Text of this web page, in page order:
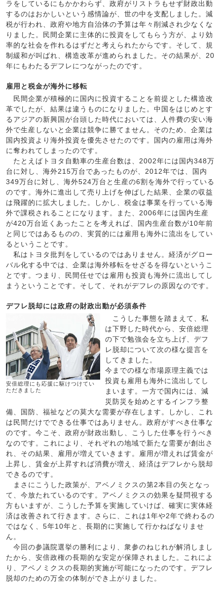
ラをしているにもかかわらず、政府がリストラもせず財政出動
するのはおかしいという感情論が、世の中を支配しました。減
税が行われ、政府や地方自治体の予算は年々削減され少なくな
りました。民間企業に主体的に投資をしてもらう方が、より効
率的な社会を作れるはずだと考えられたからです。そして、規
制緩和が叫ばれ、構造改革が進められました。その結果が、20
年にもわたるデフレにつながったのです。
雇用と税金が海外に移転
民間企業が積極的に国内に投資することを前提とした構造改
革でしたが、結果は違うものになりました。中国をはじめとす
るアジアの新興国が台頭した時代においては、人件費の安い海
外で生産しないと企業は競争に勝てません。そのため、企業は
国内投資より海外投資を優先させたのです。国内の雇用は海外
に奪われてしまったのです。
たとえばトヨタ自動車の生産台数は、2002年には国内348万
台に対し、海外215万台であったものが、2012年では、国内
349万台に対し、海外524万台と生産の6割を海外で行っている
のです。海外に進出して売り上げを伸ばした結果、企業の収益
は飛躍的に拡大しました。しかし、税金は事業を行っている海
外で課税されることになります。また、2006年には国内生産
が420万台近くあったことを考えれば、国内生産台数が10年前
と同じではあるものの、実質的には雇用も海外に流出をしてい
るということです。
私はトヨタ批判をしているのではありません。経済がグロー
バル化する中では、企業は海外移転をせざるを得ないというこ
とです。つまり、民間任せでは雇用も投資も海外に流出してし
まうということです。そして、それがデフレの原因なのです。
デフレ脱却には政府の財政出動が必須条件
安倍総理にも応援に駆けつけてい
ただきました
こうした事態を踏まえて、私
は下野した時代から、安倍総理
の下で勉強会を立ち上げ、デフ
レ脱却について次の様な提言を
してきました。
今までの様な市場原理主義では
投資も雇用も海外に流出してし
まいます。一方で国内には、減
災防災を始めとするインフラ整
備、国防、福祉などの莫大な需要が存在します。しかし、これ
は民間だけでできる仕事ではありません。政府がすべき仕事な
のです。今こそ、政府が財政出動し、こうした仕事を行うべき
なのです。これにより、それぞれの地域で新たな需要が創出さ
れ、その結果、雇用が増えていきます。雇用が増えれば賃金が
上昇し、賃金が上昇すれば消費が増え、経済はデフレから脱却
できるのです。
まさにこうした政策が、アベノミクスの第2本目の矢となっ
て、今放たれているのです。アベノミクスの効果を疑問視する
方もいますが、こうした予算を実施していけば、確実に実体経
済は改善されて行きます。さらに、これは1年や2年で終わるの
ではなく、5年10年と、長期的に実施して行かねばなりませ
ん。
今回の参議院選挙の勝利により、衆参のねじれが解消しまし
たから、安倍政権の長期的な安定が保障されました。これによ
り、アベノミクスの長期的実施が可能になったのです。デフレ
脱却のための万全の体制ができ上がりました。